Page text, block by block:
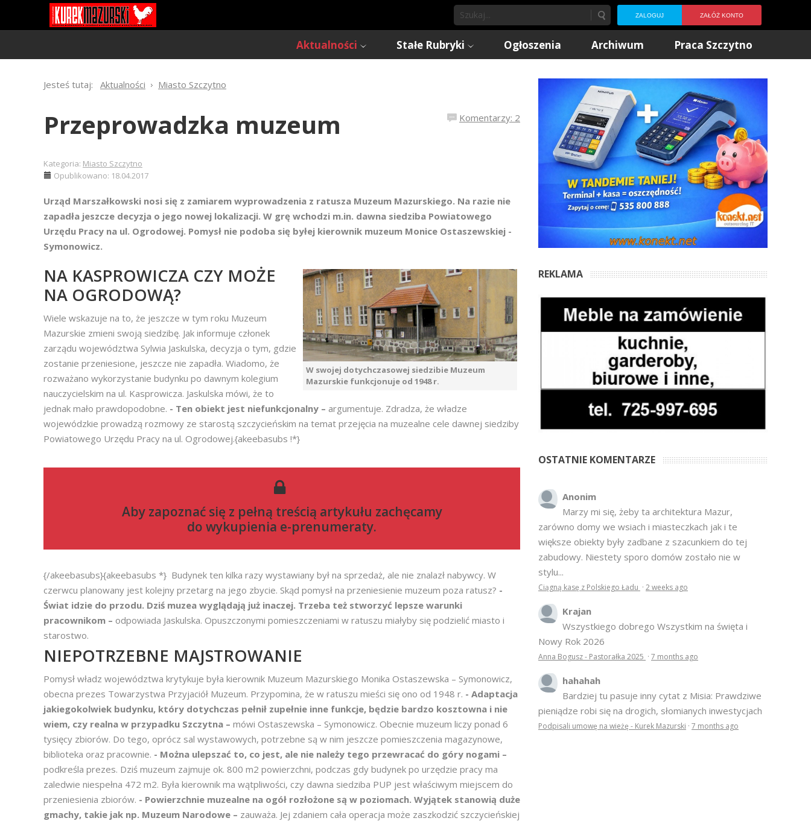
ZALOGUJ ZAŁÓŻ KONTO
Aktualności Stałe Rubryki Ogłoszenia Archiwum Praca Szczytno
Jesteś tutaj: Aktualności Miasto Szczytno
Komentarzy: 2
Przeprowadzka muzeum
Kategoria: Miasto Szczytno
Opublikowano: 18.04.2017
Urząd Marszałkowski nosi się z zamiarem wyprowadzenia z ratusza Muzeum Mazurskiego. Na razie nie
zapadła jeszcze decyzja o jego nowej lokalizacji. W grę wchodzi m.in. dawna siedziba Powiatowego
Urzędu Pracy na ul. Ogrodowej. Pomysł nie podoba się byłej kierownik muzeum Monice Ostaszewskiej -
Symonowicz.
W swojej dotychczasowej siedzibie Muzeum
Mazurskie funkcjonuje od 1948 r.
NA KASPROWICZA CZY MOŻE
NA OGRODOWĄ?
Wiele wskazuje na to, że jeszcze w tym roku Muzeum
Mazurskie zmieni swoją siedzibę. Jak informuje członek
zarządu województwa Sylwia Jaskulska, decyzja o tym, gdzie
zostanie przeniesione, jeszcze nie zapadła. Wiadomo, że
rozważano wykorzystanie budynku po dawnym kolegium
nauczycielskim na ul. Kasprowicza. Jaskulska mówi, że to
jednak mało prawdopodobne. - Ten obiekt jest niefunkcjonalny – argumentuje. Zdradza, że władze
wojewódzkie prowadzą rozmowy ze starostą szczycieńskim na temat przejęcia na muzealne cele dawnej siedziby
Powiatowego Urzędu Pracy na ul. Ogrodowej.{akeebasubs !*}
Aby zapoznać się z pełną treścią artykułu zachęcamy
do wykupienia e-prenumeraty.
{/akeebasubs}{akeebasubs *} Budynek ten kilka razy wystawiany był na sprzedaż, ale nie znalazł nabywcy. W
czerwcu planowany jest kolejny przetarg na jego zbycie. Skąd pomysł na przeniesienie muzeum poza ratusz? -
Świat idzie do przodu. Dziś muzea wyglądają już inaczej. Trzeba też stworzyć lepsze warunki
pracownikom – odpowiada Jaskulska. Opuszczonymi pomieszczeniami w ratuszu miałyby się podzielić miasto i
starostwo.
NIEPOTRZEBNE MAJSTROWANIE
Pomysł władz województwa krytykuje była kierownik Muzeum Mazurskiego Monika Ostaszewska – Symonowicz,
obecna prezes Towarzystwa Przyjaciół Muzeum. Przypomina, że w ratuszu mieści się ono od 1948 r. - Adaptacja
jakiegokolwiek budynku, który dotychczas pełnił zupełnie inne funkcje, będzie bardzo kosztowna i nie
wiem, czy realna w przypadku Szczytna – mówi Ostaszewska – Symonowicz. Obecnie muzeum liczy ponad 6
tysięcy zbiorów. Do tego, oprócz sal wystawowych, potrzebne są w nim jeszcze pomieszczenia magazynowe,
biblioteka oraz pracownie. - Można ulepszać to, co jest, ale nie należy tego przewracać do góry nogami –
podkreśla prezes. Dziś muzeum zajmuje ok. 800 m2 powierzchni, podczas gdy budynek po urzędzie pracy ma
zaledwie niespełna 472 m2. Była kierownik ma wątpliwości, czy dawna siedziba PUP jest właściwym miejscem do
przeniesienia zbiorów. - Powierzchnie muzealne na ogół rozłożone są w poziomach. Wyjątek stanowią duże
gmachy, takie jak np. Muzeum Narodowe – zauważa. Jej zdaniem cała operacja może zaszkodzić szczycieńskiej
REKLAMA
OSTATNIE KOMENTARZE
Anonim
Marzy mi się, żeby ta architektura Mazur,
zarówno domy we wsiach i miasteczkach jak i te
większe obiekty były zadbane z szacunkiem do tej
zabudowy. Niestety sporo domów zostało nie w
stylu...
Ciągną kasę z Polskiego Ładu · 2 weeks ago
Krajan
Wszystkiego dobrego Wszystkim na święta i
Nowy Rok 2026
Anna Bogusz - Pastorałka 2025 · 7 months ago
hahahah
Bardziej tu pasuje inny cytat z Misia: Prawdziwe
pieniądze robi się na drogich, słomianych inwestycjach
Podpisali umowę na wieżę - Kurek Mazurski · 7 months ago